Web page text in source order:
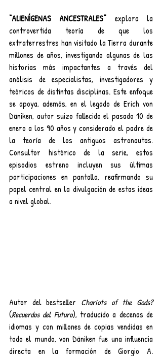
“ALIENÍGENAS ANCESTRALES” explora la
controvertida teoría de que los
extraterrestres han visitado la Tierra durante
millones de años, investigando algunas de las
historias más impactantes a través del
análisis de especialistas, investigadores y
teóricos de distintas disciplinas. Este enfoque
se apoya, además, en el legado de Erich von
Däniken, autor suizo fallecido el pasado 10 de
enero a los 90 años y considerado el padre de
la teoría de los antiguos astronautas.
Consultor histórico de la serie, estos
episodios estreno incluyen sus últimas
participaciones en pantalla, reafirmando su
papel central en la divulgación de estas ideas
a nivel global.
Autor del bestseller
Chariots of the Gods?
(Recuerdos del Futuro), traducido a decenas de
idiomas y con millones de copias vendidas en
todo el mundo, von Däniken fue una influencia
directa en la formación de Giorgio A.